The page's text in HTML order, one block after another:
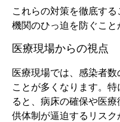
これらの対策を徹底す
機関のひっ迫を防ぐこと
医療現場からの視点
医療現場では、感染者
ことが多くなります。
ると、病床の確保や医
供体制が逼迫するリスク